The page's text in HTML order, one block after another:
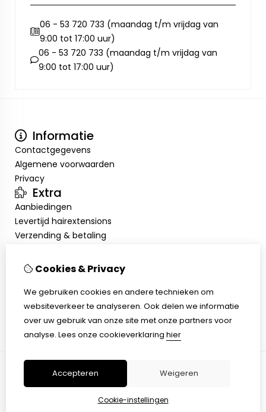
06 - 53 720 733 (maandag t/m vrijdag van
9:00 tot 17:00 uur)
06 - 53 720 733 (maandag t/m vrijdag van
9:00 tot 17:00 uur)
Informatie
Contactgegevens
Algemene voorwaarden
Privacy
Extra
Aanbiedingen
Levertijd hairextensions
Verzending & betaling
Salonkorting
Mijn account
Inloggen
Bestelhistorie
Verlanglijst
© Copyright 2026 |TSB
Cookies & Privacy
We gebruiken cookies en andere technieken om
websiteverkeer te analyseren. Ook delen we informatie
over uw gebruik van onze site met onze partners voor
analyse. Lees onze cookieverklaring hier
Accepteren Weigeren
Cookie-instellingen